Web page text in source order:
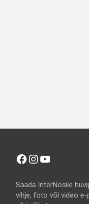
Facebook
Instagram
YouTube
Saada InterNosile
vihje, foto või video